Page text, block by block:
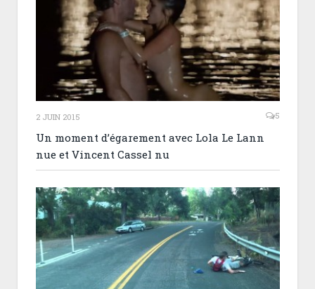
2 JUIN 2015 5
Un moment d’égarement avec Lola Le Lann
nue et Vincent Cassel nu